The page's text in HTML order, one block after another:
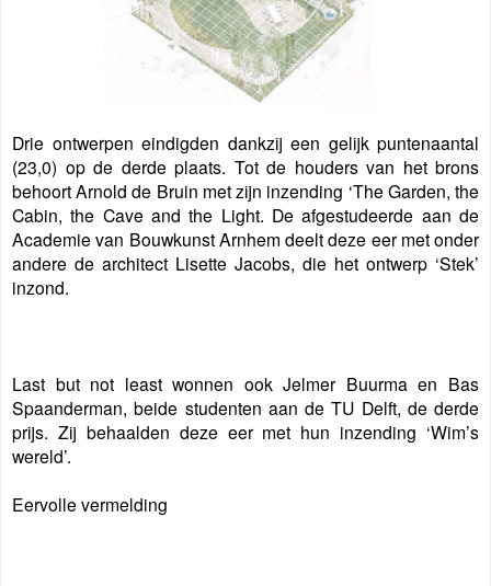
Drie ontwerpen eindigden dankzij een gelijk puntenaantal
(23,0) op de derde plaats. Tot de houders van het brons
behoort Arnold de Bruin met zijn inzending ‘The Garden, the
Cabin, the Cave and the Light. De afgestudeerde aan de
Academie van Bouwkunst Arnhem deelt deze eer met onder
andere de architect Lisette Jacobs, die het ontwerp ‘Stek’
inzond.
Last but not least wonnen ook Jelmer Buurma en Bas
Spaanderman, beide studenten aan de TU Delft, de derde
prijs. Zij behaalden deze eer met hun inzending ‘Wim’s
wereld’.
Eervolle vermelding